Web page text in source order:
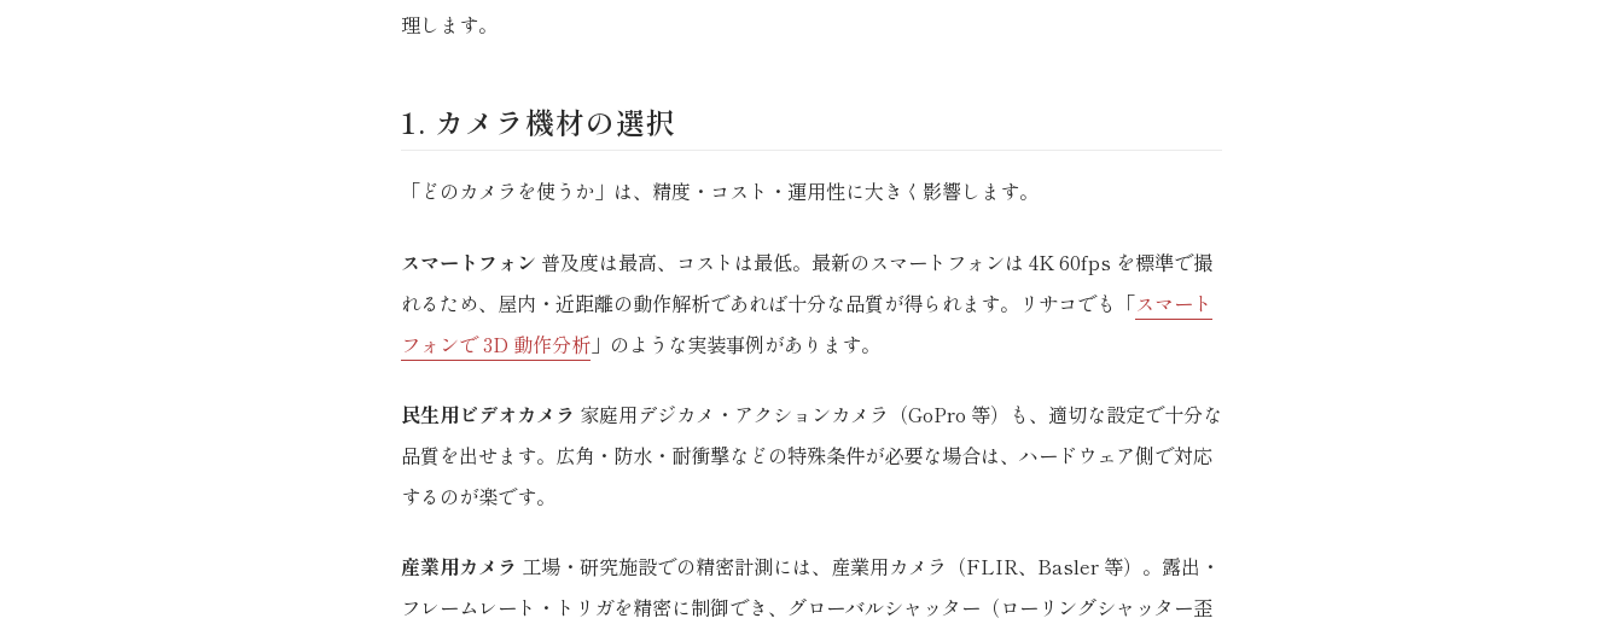
理します。
1. カメラ機材の選択
「どのカメラを使うか」は、精度・コスト・運用性に大きく影響します。
スマートフォン 普及度は最高、コストは最低。最新のスマートフォンは 4K 60fps を標準で撮
れるため、屋内・近距離の動作解析であれば十分な品質が得られます。リサコでも「スマート
フォンで 3D 動作分析 」のような実装事例があります。
民生用ビデオカメラ 家庭用デジカメ・アクションカメラ（GoPro 等）も、適切な設定で十分な
品質を出せます。広角・防水・耐衝撃などの特殊条件が必要な場合は、ハードウェア側で対応
するのが楽です。
産業用カメラ 工場・研究施設での精密計測には、産業用カメラ（FLIR、Basler 等）。露出・
フレームレート・トリガを精密に制御でき、グローバルシャッター（ローリングシャッター歪